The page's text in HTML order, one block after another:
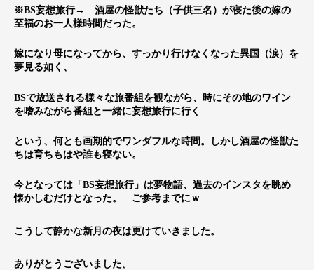
※BS妄想旅行→ 酒屋の怪獣たち（子供三名）が寝た後の嫁の
至福のお一人様時間だった。
嫁になり母になってから、すっかり行けなくなった異国（涙）を
夢見る如く、
BSで放送される様々な旅番組を観ながら、時にその地のワイン
を嗜みながら番組と一緒に妄想旅行に行く
という、何とも画期的でワンダフルな時間。しかし酒屋の怪獣た
ちは育ちもはや誰も寝ない。
今となっては「BS妄想旅行」は夢物語、過去のインスタを眺め
懐かしむだけとなった。 ご参考までにｗ
こうして静かな新月の夜は更けていきました。
ありがとうございました。